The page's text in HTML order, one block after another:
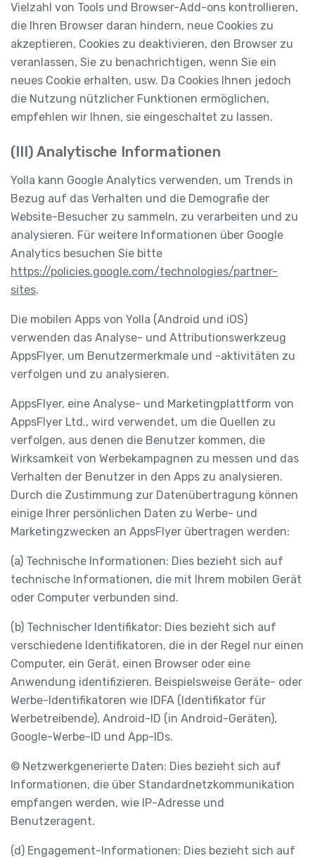
Vielzahl von Tools und Browser-Add-ons kontrollieren,
die Ihren Browser daran hindern, neue Cookies zu
akzeptieren, Cookies zu deaktivieren, den Browser zu
veranlassen, Sie zu benachrichtigen, wenn Sie ein
neues Cookie erhalten, usw. Da Cookies Ihnen jedoch
die Nutzung nützlicher Funktionen ermöglichen,
empfehlen wir Ihnen, sie eingeschaltet zu lassen.
(III) Analytische Informationen
Yolla kann Google Analytics verwenden, um Trends in
Bezug auf das Verhalten und die Demografie der
Website-Besucher zu sammeln, zu verarbeiten und zu
analysieren. Für weitere Informationen über Google
Analytics besuchen Sie bitte
https://policies.google.com/technologies/partner-
sites.
Die mobilen Apps von Yolla (Android und iOS)
verwenden das Analyse- und Attributionswerkzeug
AppsFlyer, um Benutzermerkmale und -aktivitäten zu
verfolgen und zu analysieren.
AppsFlyer, eine Analyse- und Marketingplattform von
AppsFlyer Ltd., wird verwendet, um die Quellen zu
verfolgen, aus denen die Benutzer kommen, die
Wirksamkeit von Werbekampagnen zu messen und das
Verhalten der Benutzer in den Apps zu analysieren.
Durch die Zustimmung zur Datenübertragung können
einige Ihrer persönlichen Daten zu Werbe- und
Marketingzwecken an AppsFlyer übertragen werden:
(a) Technische Informationen: Dies bezieht sich auf
technische Informationen, die mit Ihrem mobilen Gerät
oder Computer verbunden sind.
(b) Technischer Identifikator: Dies bezieht sich auf
verschiedene Identifikatoren, die in der Regel nur einen
Computer, ein Gerät, einen Browser oder eine
Anwendung identifizieren. Beispielsweise Geräte- oder
Werbe-Identifikatoren wie IDFA (Identifikator für
Werbetreibende), Android-ID (in Android-Geräten),
Google-Werbe-ID und App-IDs.
© Netzwerkgenerierte Daten: Dies bezieht sich auf
Informationen, die über Standardnetzkommunikation
empfangen werden, wie IP-Adresse und
Benutzeragent.
(d) Engagement-Informationen: Dies bezieht sich auf